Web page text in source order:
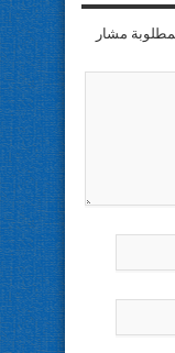
مشار